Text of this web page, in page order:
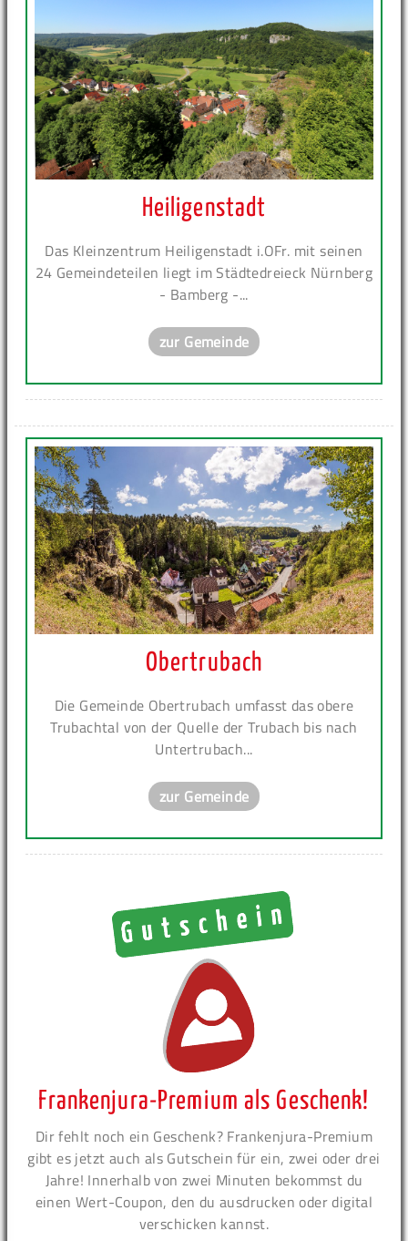
Heiligenstadt
Das Kleinzentrum Heiligenstadt i.OFr. mit seinen
24 Gemeindeteilen liegt im Städtedreieck Nürnberg
- Bamberg -...
zur Gemeinde
Obertrubach
Die Gemeinde Obertrubach umfasst das obere
Trubachtal von der Quelle der Trubach bis nach
Untertrubach...
zur Gemeinde
Frankenjura-Premium als Geschenk!
Dir fehlt noch ein Geschenk? Frankenjura-Premium
gibt es jetzt auch als Gutschein für ein, zwei oder drei
Jahre! Innerhalb von zwei Minuten bekommst du
einen Wert-Coupon, den du ausdrucken oder digital
verschicken kannst.